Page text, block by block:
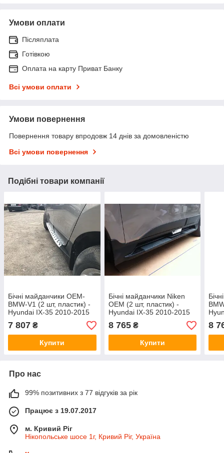
Умови оплати
Післяплата
Готівкою
Оплата на карту Приват Банку
Всі умови оплати
Умови повернення
Повернення товару впродовж 14 днів за домовленістю
Всі умови повернення
Подібні товари компанії
Бічні майданчики OEM-
BMW-V1 (2 шт, пластик) -
Hyundai IX-35 2010-2015
рр.
7 807 ₴
Купити
Бічні майданчики Niken
OEM (2 шт, пластик) -
Hyundai IX-35 2010-2015
рр.
8 765₴
Купити
рр.
8
Про нас
99% позитивних з 77 відгуків за рік
Працює з 19.07.2017
м. Кривий Ріг
Нікопольське шосе 1г, Кривий Ріг, Україна